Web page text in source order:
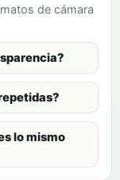
de cámara
lo mismo